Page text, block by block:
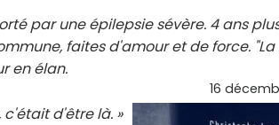
par une épilepsie sévère. 4 ans
faites d'amour et de force.
en élan.
16
c'était d'être là. »